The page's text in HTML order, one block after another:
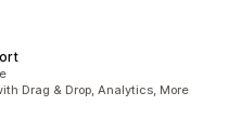
Drag & Drop, Analytics, More